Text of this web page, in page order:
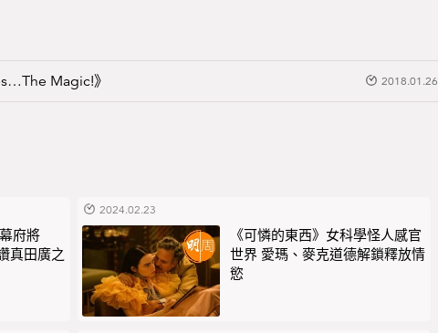
Magic!》 2018.01.26
府將
真田廣之
2024.02.23
《可憐的東西》女科學怪人感官
世界 愛瑪、麥克道德解鎖釋放情
慾